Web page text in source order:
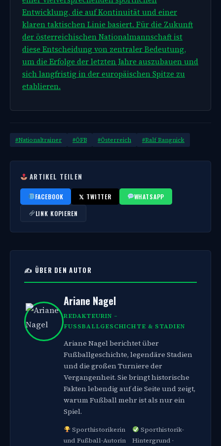
Entwicklung, die auf Kontinuität und einer
klaren taktischen Linie basiert. Für die Zukunft
der österreichischen Nationalmannschaft ist
diese Entscheidung von zentraler Bedeutung,
um die Erfolge der letzten Jahre auszubauen und
sich langfristig in der europäischen Spitze zu
etablieren.
#Nationaltrainer #ÖFB #Österreich #Ralf Rangnick
ARTIKEL TEILEN
FACEBOOK 𝕏 TWITTER
WHATSAPP
LINK KOPIEREN
✍️ ÜBER DEN AUTOR
Ariane Nagel
REDAKTEURIN –
FUSSBALLGESCHICHTE & STADIEN
Ariane Nagel berichtet über
Fußballgeschichte, legendäre Stadien
und die großen Turniere der
Vergangenheit. Sie bringt historische
Fakten lebendig auf die Seite und zeigt,
warum Fußball mehr ist als nur ein
Spiel.
Sporthistorikerin
und Fußball-Autorin
Sporthistorik-
Hintergrund ·